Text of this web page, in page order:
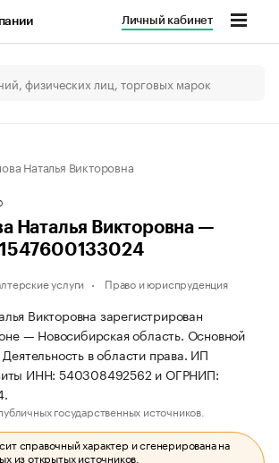
Личный кабинет
Наталья Викторовна
Наталья Викторовна —
услуги Право и юриспруденция
Викторовна зарегистрирован
— Новосибирская область. Основной
Деятельность в области права. ИП
ИНН: 540308492562 и ОГРНИП:
государственных источников.
справочный характер и сгенерирована на
из открытых источников.